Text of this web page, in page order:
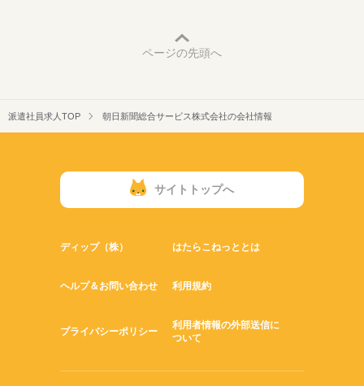
ページの先頭へ
派遣社員求人TOP 朝日新聞総合サービス株式会社の会社情報
サイトトップへ
ディップ（株） はたらこねっととは
ヘルプ＆お問い合わせ 利用規約
プライバシーポリシー
利用者情報の外部送信に
ついて